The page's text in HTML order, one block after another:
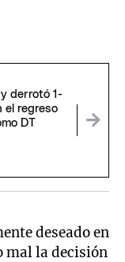
derrotó 1-
el regreso
DT
deseado en
mal la decisión